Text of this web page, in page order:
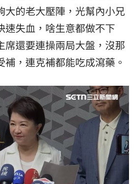
大的老大壓陣，光幫內小兄
速失血，啥生意都做不下
席還要連操兩局大盤，沒那
，連克補都能吃成瀉藥。